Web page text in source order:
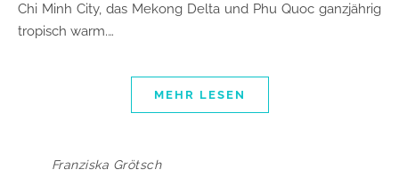
Chi Minh City, das Mekong Delta und Phu Quoc ganzjährig
tropisch warm.…
MEHR LESEN
Franziska Grötsch